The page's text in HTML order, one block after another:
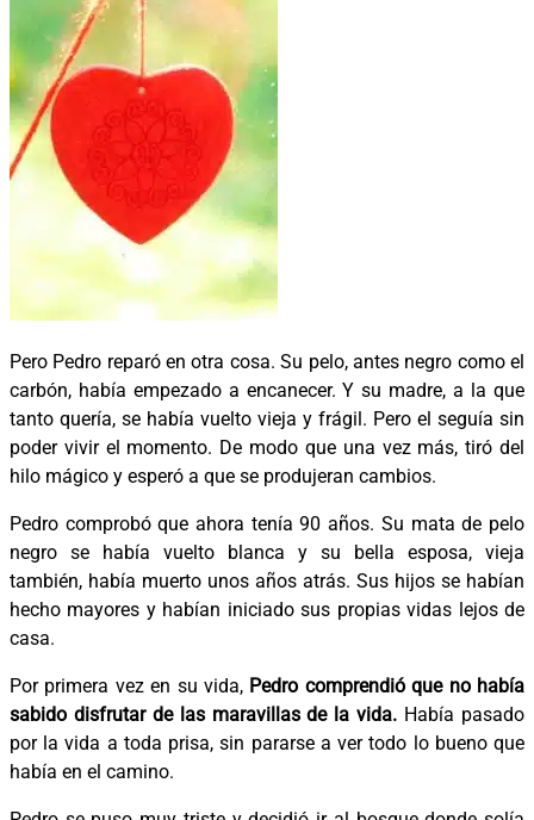
Pero Pedro reparó en otra cosa. Su pelo, antes negro como el
carbón, había empezado a encanecer. Y su madre, a la que
tanto quería, se había vuelto vieja y frágil. Pero el seguía sin
poder vivir el momento. De modo que una vez más, tiró del
hilo mágico y esperó a que se produjeran cambios.
Pedro comprobó que ahora tenía 90 años. Su mata de pelo
negro se había vuelto blanca y su bella esposa, vieja
también, había muerto unos años atrás. Sus hijos se habían
hecho mayores y habían iniciado sus propias vidas lejos de
casa.
Por primera vez en su vida, Pedro comprendió que no había
sabido disfrutar de las maravillas de la vida. Había pasado
por la vida a toda prisa, sin pararse a ver todo lo bueno que
había en el camino.